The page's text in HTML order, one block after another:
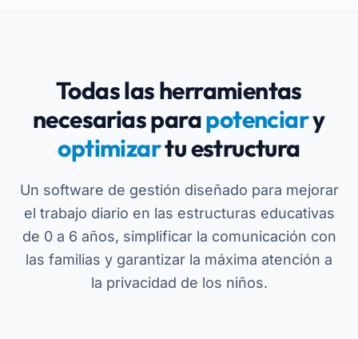
Todas las herramientas
necesarias parapotenciary
optimizartu estructura
Un software de gestión diseñado para mejorar
el trabajo diario en las estructuras educativas
de 0 a 6 años, simplificar la comunicación con
las familias y garantizar la máxima atención a
la privacidad de los niños.